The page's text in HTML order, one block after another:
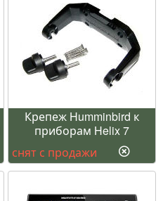
Крепеж Humminbird к
приборам Helix 7
снят с продажи